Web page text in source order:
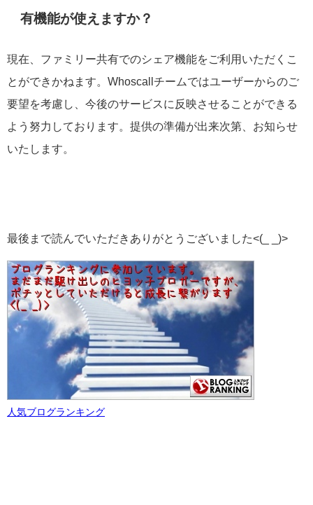
有機能が使えますか？
現在、ファミリー共有でのシェア機能をご利用いただくこ
とができかねます。Whoscallチームではユーザーからのご
要望を考慮し、今後のサービスに反映させることができる
よう努力しております。提供の準備が出来次第、お知らせ
いたします。
最後まで読んでいただきありがとうございました<(_ _)>
人気ブログランキング